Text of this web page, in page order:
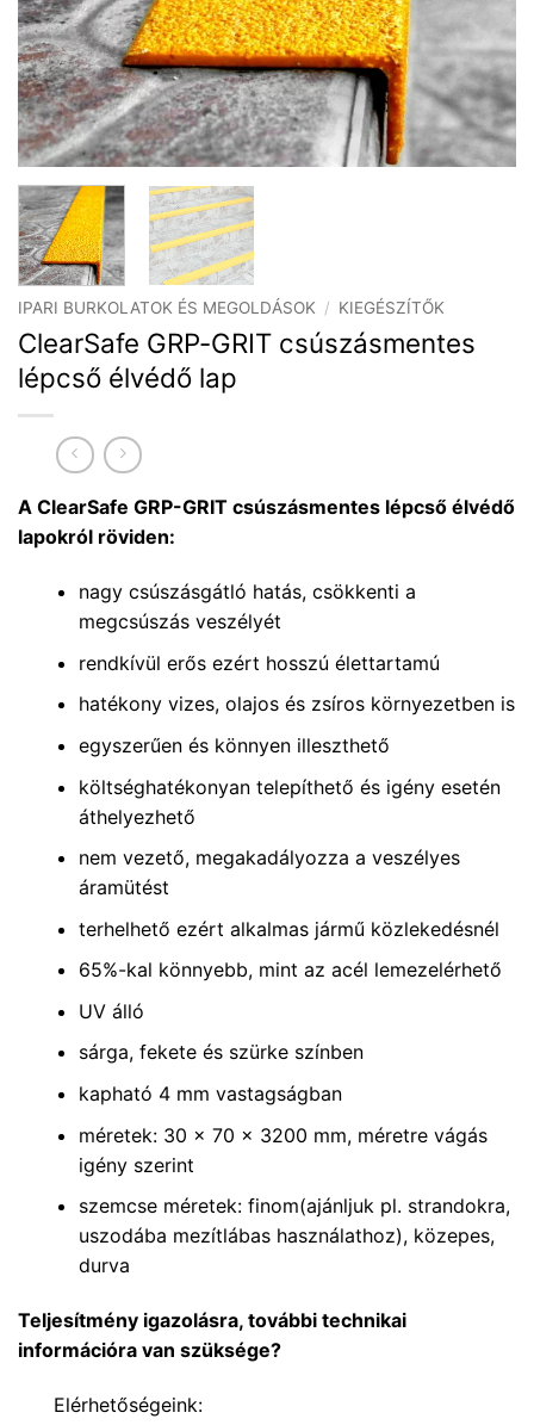
IPARI BURKOLATOK ÉS MEGOLDÁSOK / KIEGÉSZÍTŐK
ClearSafe GRP-GRIT csúszásmentes
lépcső élvédő lap
A ClearSafe GRP-GRIT csúszásmentes lépcső élvédő
lapokról röviden:
nagy csúszásgátló hatás, csökkenti a
megcsúszás veszélyét
rendkívül erős ezért hosszú élettartamú
hatékony vizes, olajos és zsíros környezetben is
egyszerűen és könnyen illeszthető
költséghatékonyan telepíthető és igény esetén
áthelyezhető
nem vezető, megakadályozza a veszélyes
áramütést
terhelhető ezért alkalmas jármű közlekedésnél
65%-kal könnyebb, mint az acél lemezelérhető
UV álló
sárga, fekete és szürke színben
kapható 4 mm vastagságban
méretek: 30 x 70 x 3200 mm, méretre vágás
igény szerint
szemcse méretek: finom(ajánljuk pl. strandokra,
uszodába mezítlábas használathoz), közepes,
durva
Teljesítmény igazolásra, további technikai
információra van szüksége?
Elérhetőségeink: